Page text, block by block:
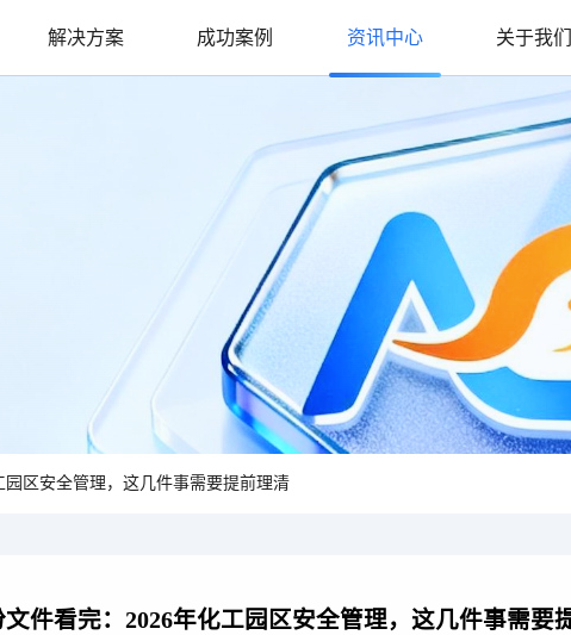
解决方案 成功案例 资讯中心 关于我们
园区安全管理，这几件事需要提前理清
文件看完：2026年化工园区安全管理，这几件事需要